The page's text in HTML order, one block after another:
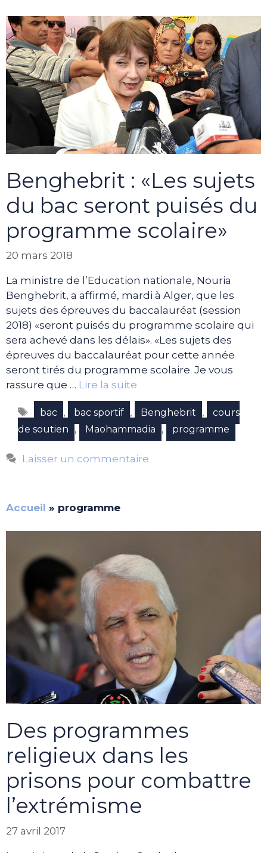
Benghebrit : «Les sujets
du bac seront puisés du
programme scolaire»
20 mars 2018
La ministre de l’Education nationale, Nouria
Benghebrit, a affirmé, mardi à Alger, que les
sujets des épreuves du baccalauréat (session
2018) «seront puisés du programme scolaire qui
sera achevé dans les délais». «Les sujets des
épreuves du baccalauréat pour cette année
seront tirés du programme scolaire. Je vous
rassure que … Lire la suite
Étiquettes
bac , bac sportif , Benghebrit ,
cours
de soutien
, Maohammadia , programme
Laisser un commentaire
Accueil » programme
Des programmes
religieux dans les
prisons pour combattre
l’extrémisme
27 avril 2017